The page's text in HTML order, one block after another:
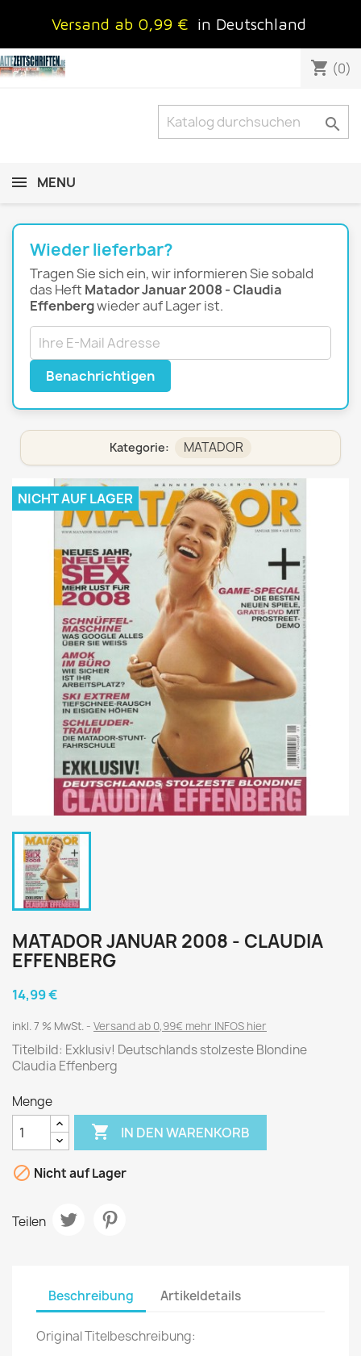
Versand ab 0,99 € in Deutschland
shopping_cart (0)

MENU
Wieder lieferbar?
Tragen Sie sich ein, wir informieren Sie sobald
das Heft Matador Januar 2008 - Claudia
Effenbergwieder auf Lager ist.
Benachrichtigen
Kategorie: MATADOR
NICHT AUF LAGER
MATADOR JANUAR 2008 - CLAUDIA
EFFENBERG
14,99 €
inkl. 7 % MwSt. Versand ab 0,99€ mehr INFOS hier
Titelbild: Exklusiv! Deutschlands stolzeste Blondine
Claudia Effenberg
Menge
 IN DEN WARENKORB
 Nicht auf Lager
Teilen
Beschreibung Artikeldetails
Original Titelbeschreibung: